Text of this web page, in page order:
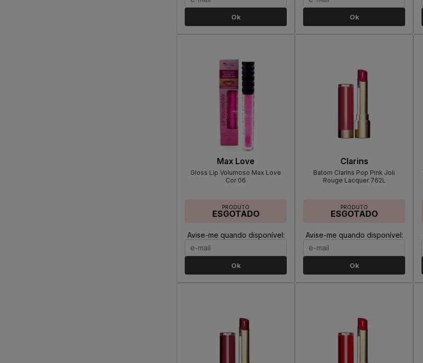
Ok Ok
Max Love
Gloss Lip Volumoso Max Love
Cor 06
PRODUTO
ESGOTADO
Avise-me quando disponível:
Ok
Clarins
Batom Clarins Pop Pink Joli
Rouge Lacquer 762L
PRODUTO
ESGOTADO
Avise-me quando disponível:
Ok